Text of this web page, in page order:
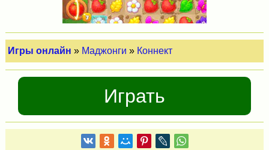
Игры онлайн » Маджонги » Коннект
Играть